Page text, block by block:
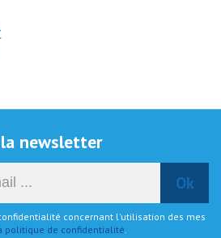
newsletter
concernant l'utilisation des mes
politique de confidentialité